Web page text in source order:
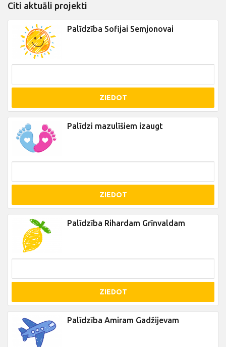
Citi aktuāli projekti
Palīdzība Sofijai Semjonovai
ZIEDOT
Palīdzi mazulīšiem izaugt
ZIEDOT
Palīdzība Rihardam Grīnvaldam
ZIEDOT
Palīdzība Amiram Gadžijevam